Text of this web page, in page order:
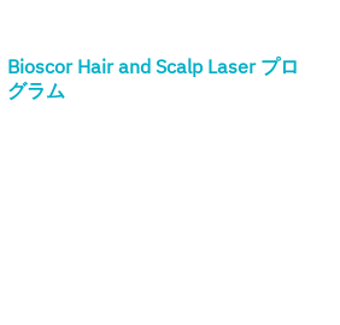
Bioscor Hair and Scalp Laser プロ
グラム